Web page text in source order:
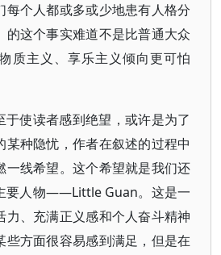
每个人都或多或少地患有人格分
的这个事实难道不是比普通大众
质主义、享乐主义倾向更可怕
于使读者感到绝望，或许是为了
某种隐忧，作者在叙述的过程中
一线希望。这个希望就是我们还
要人物——Little Guan。这是一
力、充满正义感和个人奋斗精神
些方面很容易感到满足，但是在